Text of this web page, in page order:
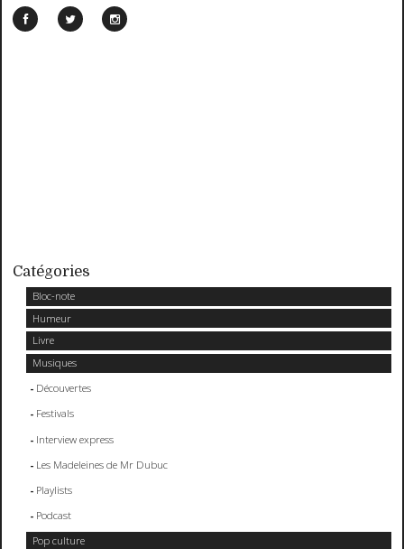
Catégories
Bloc-note
Humeur
Livre
Musiques
Découvertes
Festivals
Interview express
Les Madeleines de Mr Dubuc
Playlists
Podcast
Pop culture